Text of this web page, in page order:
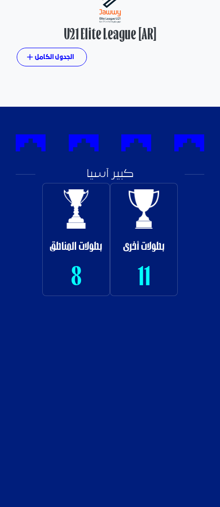
[AR] U21 Elite League
الجدول الكامل
كبير آسيا
بطولات أخرى
11
بطولات المناطق
8